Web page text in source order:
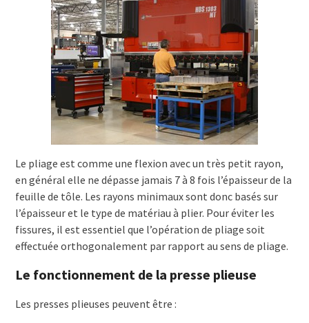
Le pliage est comme une flexion avec un très petit rayon,
en général elle ne dépasse jamais 7 à 8 fois l’épaisseur de la
feuille de tôle. Les rayons minimaux sont donc basés sur
l’épaisseur et le type de matériau à plier. Pour éviter les
fissures, il est essentiel que l’opération de pliage soit
effectuée orthogonalement par rapport au sens de pliage.
Le fonctionnement de la presse plieuse
Les presses plieuses peuvent être :